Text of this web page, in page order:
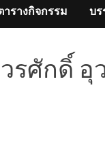
ารางกิจกรรม บร
รศักดิ์